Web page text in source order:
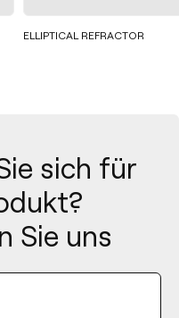
ELLIPTICAL REFRACTOR
sich für
Sie uns